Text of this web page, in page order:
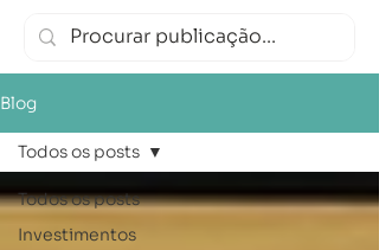
Blog
Todos os posts
Investimentos
Todos os posts